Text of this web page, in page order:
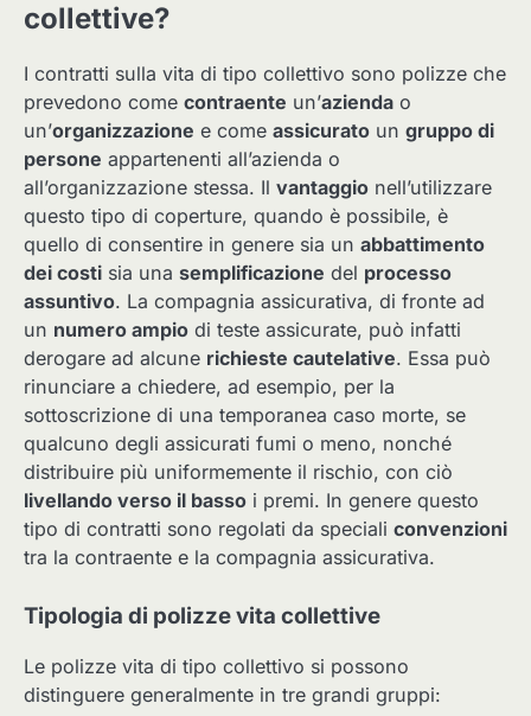
collettive?
I contratti sulla vita di tipo collettivo sono polizze che
prevedono come contraente un’azienda o
un’organizzazione e come assicurato un gruppo di
persone appartenenti all’azienda o
all’organizzazione stessa. Il vantaggio nell’utilizzare
questo tipo di coperture, quando è possibile, è
quello di consentire in genere sia un abbattimento
dei costi sia una semplificazione del processo
assuntivo. La compagnia assicurativa, di fronte ad
un numero ampio di teste assicurate, può infatti
derogare ad alcune richieste cautelative. Essa può
rinunciare a chiedere, ad esempio, per la
sottoscrizione di una temporanea caso morte, se
qualcuno degli assicurati fumi o meno, nonché
distribuire più uniformemente il rischio, con ciò
livellando verso il basso i premi. In genere questo
tipo di contratti sono regolati da speciali convenzioni
tra la contraente e la compagnia assicurativa.
Tipologia di polizze vita collettive
Le polizze vita di tipo collettivo si possono
distinguere generalmente in tre grandi gruppi: